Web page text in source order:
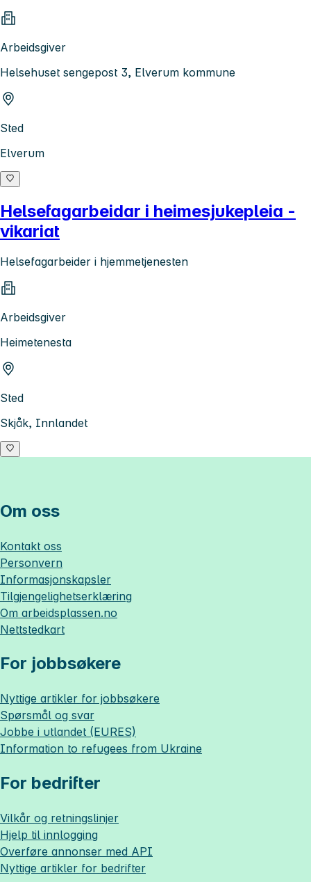
Arbeidsgiver
Helsehuset sengepost 3, Elverum kommune
Sted
Elverum
Helsefagarbeidar i heimesjukepleia -
vikariat
Helsefagarbeider i hjemmetjenesten
Arbeidsgiver
Heimetenesta
Sted
Skjåk, Innlandet
Om oss
Kontakt oss
Personvern
Informasjonskapsler
Tilgjengelighetserklæring
Om arbeidsplassen.no
Nettstedkart
For jobbsøkere
Nyttige artikler for jobbsøkere
Spørsmål og svar
Jobbe i utlandet (EURES)
Information to refugees from Ukraine
For bedrifter
Vilkår og retningslinjer
Hjelp til innlogging
Overføre annonser med API
Nyttige artikler for bedrifter